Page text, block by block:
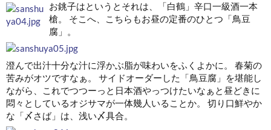
お銚子はというとそれは、「白鶴」辛口一級酒一本
槍。 そこへ、こちらもお昼の定番のひとつ「鳥豆
腐」。
澄んで出汁十分な汁に浮かぶ脂が味わいをふくよかに。 春菊の
苦みがオツですなぁ。 サイドオーダーした「鳥豆腐」を堪能し
ながら、これでつつーっと日本酒やっつけたいなぁと昼どきに
悶々としているオジサマが一体幾人いることか。 切り口鮮やか
な「〆さば」は、浅い〆具合。